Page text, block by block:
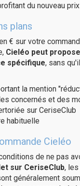
du nouveau
plans
€ sur votre
Cieléo peut
spécifique, sans
la mention
concernés et des
sur CeriseClub
habituelle
Cieléo
de ne pas
sur CeriseClub,
généralement